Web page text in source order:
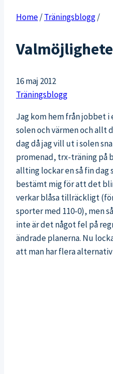
Home/Träningsblogg/
16 maj 2012
Träningsblogg
Jag kom hem från jobbet i
solen och värmen och allt
dag då jag vill ut i solen
promenad, trx-träning på
allting lockar en så fin dag
bestämt mig för att det
verkar blåsa tillräckligt
sporter med 110-0), men
inte är det något fel på
ändrade planerna. Nu
att man har flera